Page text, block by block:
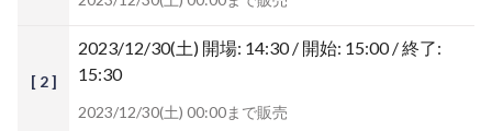
[ 2 ]
2023/12/30(土) 開場: 14:30 / 開始: 15:00 / 終了:
15:30
2023/12/30(土) 00:00まで販売